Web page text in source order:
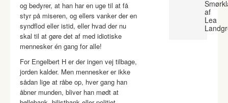
og bedyrer, at han har en uge til at få
styr på miseren, og ellers vanker der en
syndflod eller istid, eller hvad der nu
skal til at gøre det af med idiotiske
mennesker én gang for alle!
For Engelbert H er der ingen vej tilbage,
jorden kalder. Men mennesker er ikke
sådan lige at råbe op, hver gang han
åbner munden, bliver han mødt at
af
Lea